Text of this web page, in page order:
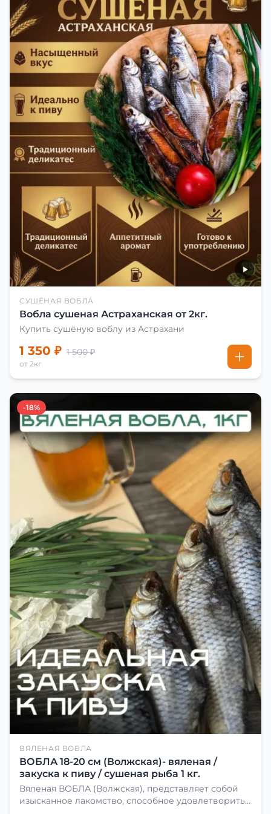
СУШЁНАЯ ВОБЛА
Вобла сушеная Астраханская от 2кг.
Купить сушёную воблу из Астрахани
1 350 ₽ 1 500 ₽
от 2кг
-18%
ВЯЛЕНАЯ ВОБЛА
ВОБЛА 18-20 см (Волжская)- вяленая /
закуска к пиву / сушеная рыба 1 кг.
Вяленая ВОБЛА (Волжская), представляет собой
изысканное лакомство, способное удовлетворить